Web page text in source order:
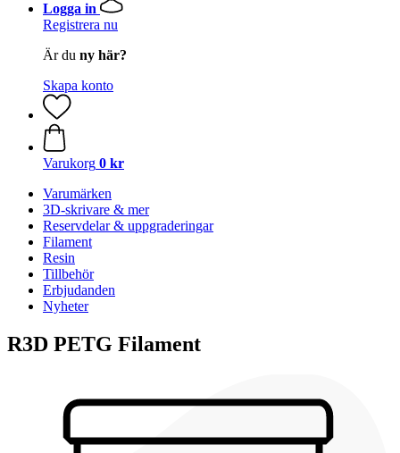
Logga in
Registrera nu
Är du ny här?
Skapa konto
Varukorg 0 kr
Varumärken
3D-skrivare & mer
Reservdelar & uppgraderingar
Filament
Resin
Tillbehör
Erbjudanden
Nyheter
R3D PETG Filament